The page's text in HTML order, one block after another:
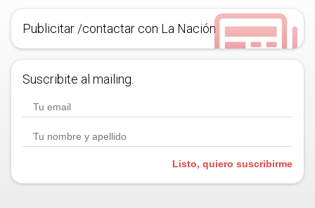
Publicitar /contactar con La Nación
Suscribite al mailing.
Listo, quiero suscribirme